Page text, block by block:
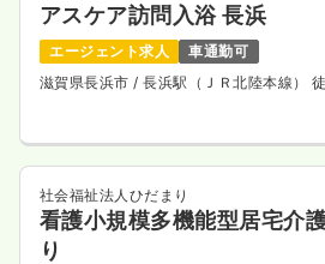
アスケア訪問入浴 長浜
エージェント求人
車通勤可
滋賀県長浜市/ 長浜駅（ＪＲ北陸本線）
社会福祉法人ひだまり
看護小規模多機能型居宅介護 笑みの家ひだ
り